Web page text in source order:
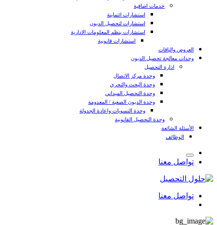
خدمات اضافية
استشارات ائتماينة
استشارات لتحصيل الديون
استشارات بنظم المعلومات الادارية
استشارات قانونية
العروض والباقات
وحدات معالجة تحصيل الديون
ادارة التحصيل
وحدة مركز الاتصال
وحدة البحث والتحري
وحدة التحصيل الميداني
وحدة الديون الصعبة / المعدومة
وحدة التسويات واعادة الجدولة
وحدة التحصيل القانونية
الأسئلة الشائعة
الوظائف
تواصل معنا
تواصل معنا